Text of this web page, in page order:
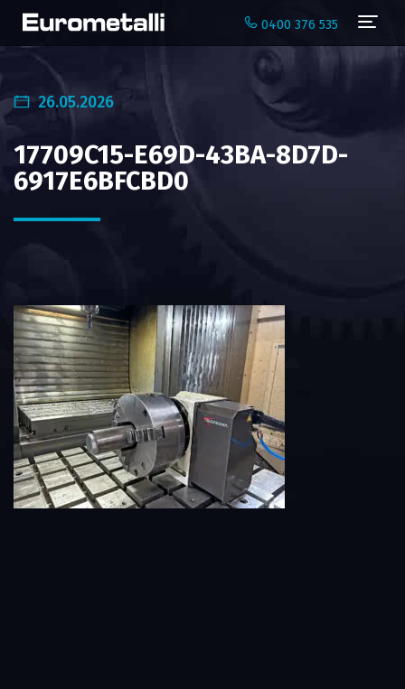
0400 376 535
26.05.2026
17709C15-E69D-43BA-8D7D-
6917E6BFCBD0